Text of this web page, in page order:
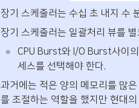
장기 스케줄러는 수십 초 내지 수
장기 스케줄러는 일괄처리 뷰를
◦
CPU Burst와 I/O Burst사이
세스를 선택해야 한다.
과거에는 적은 양의 메모리를 많
를 조절하는 역할을 했지만 현대